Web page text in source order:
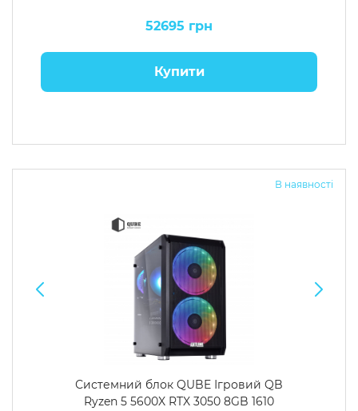
52695 грн
Купити
В наявності
Системний блок QUBE Ігровий QB
Ryzen 5 5600X RTX 3050 8GB 1610